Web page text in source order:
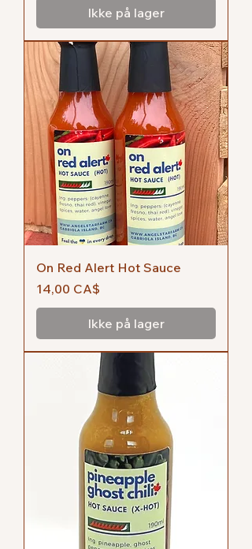
Ikke på lager
On Red Alert Hot Sauce
Pris
14,00 CA$
Ikke på lager